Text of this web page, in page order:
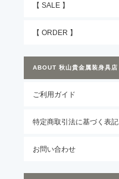
【 SALE 】
【 ORDER 】
ABOUT 秋山貴金属装身具店
ご利用ガイド
特定商取引法に基づく表記
お問い合わせ